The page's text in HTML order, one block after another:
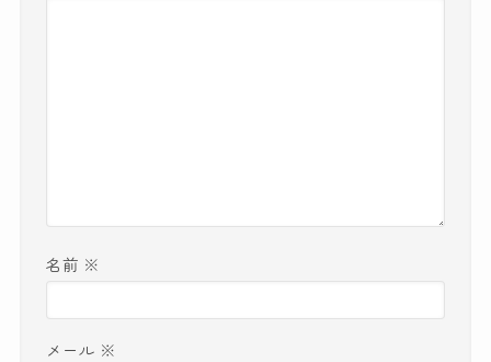
名前 ※
メール ※